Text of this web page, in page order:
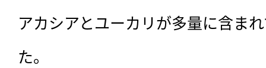
アカシアとユーカリが多量に含ま
た。